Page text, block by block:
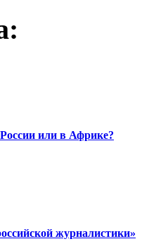
России или в Африке?
журналистики»